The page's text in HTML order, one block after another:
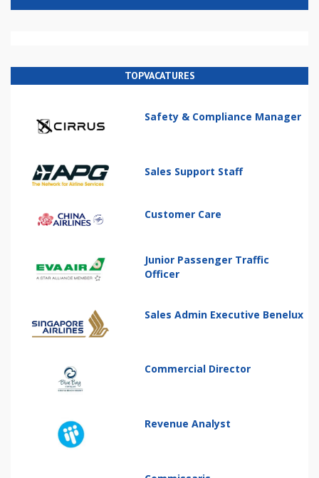
TOPVACATURES
Safety & Compliance Manager
Sales Support Staff
Customer Care
Junior Passenger Traffic
Officer
Sales Admin Executive Benelux
Commercial Director
Revenue Analyst